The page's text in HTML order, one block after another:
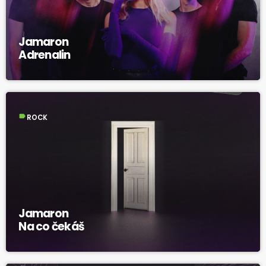
Jamaron
Adrenalin
label ROCK
Jamaron
Na co čekáš